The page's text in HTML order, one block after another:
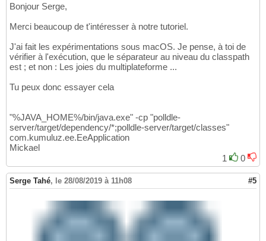
Bonjour Serge,
Merci beaucoup de t'intéresser à notre tutoriel.
J'ai fait les expérimentations sous macOS. Je pense, à toi de
vérifier à l'exécution, que le séparateur au niveau du classpath
est ; et non : Les joies du multiplateforme ...
Tu peux donc essayer cela
"%JAVA_HOME%/bin/java.exe" -cp "polldle-
server/target/dependency/*;polldle-server/target/classes"
com.kumuluz.ee.EeApplication
Mickael
1
0
Serge Tahé, le 28/08/2019 à 11h08 #5